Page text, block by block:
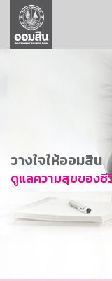
ลูกค้าธุรกิจ
ลูกค้าผู้ประกอบ
การพัฒนาที่ยั่ง
ข่าวสาร
บริการทางการ
อื่นๆ
วางใจให้ออมสิน
ดูแลความสุขของ